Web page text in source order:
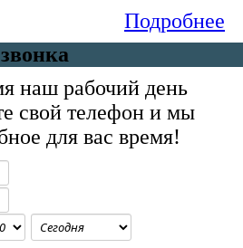
Подробнее
наш рабочий день
свой телефон и мы
для вас время!